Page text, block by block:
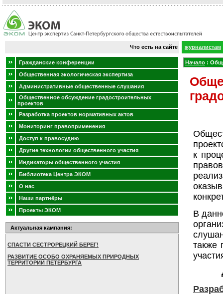
Что есть на сайте журналистам
Гражданские конференции
Общественная экологическая экспертиза
Административные общественные слушания
Общественное обсуждение градостроительных
проектов
Разработка проектов нормативных актов
Мониторинг правоприменения
Доступ к правосудию
Другие технологии общественного участия
Индикаторы общественного участия
Библиотека Центра ЭКОМ
О нас
Наши партнёры
Проекты ЭКОМ
Актуальная кампания:
СПАСТИ СЕСТРОРЕЦКИЙ БЕРЕГ!
РАЗВИТИЕ ОСОБО ОХРАНЯЕМЫХ ПРИРОДНЫХ
ТЕРРИТОРИЙ ПЕТЕРБУРГА
Начало :
к
В
также